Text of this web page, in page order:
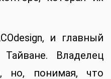
и главный
Владелец
но, понимая, что